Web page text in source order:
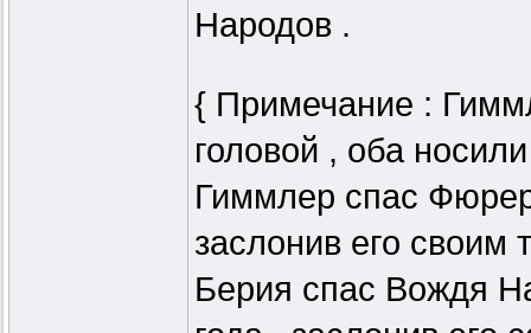
Народов .
{ Примечание :
головой , оба
Гиммлер спас
заслонив его своим
Берия спас Вождя